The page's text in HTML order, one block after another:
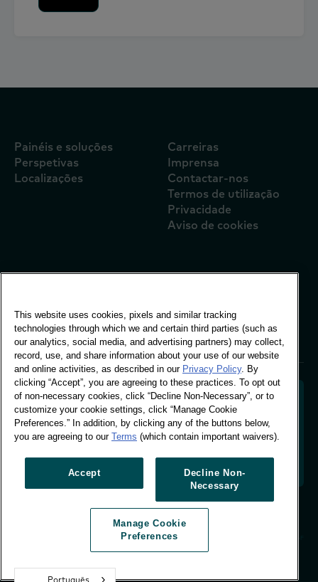
Painéis e soluções
Perspetivas
Localizações
Carreiras
Imprensa
Contactar-nos
Termos de utilização
Privacidade
Aviso de cookies
Stamford St, London
London SE1 9LQ
T +44 (0)207 076 9000
Descodificar o comportamento dos compradores
para moldar o futuro da sua marca. Transformar
para impulsionar o crescimento com base em dados.
Gerir preferências de cookies
© Worldpanel 2026
Português
This website uses cookies, pixels and similar tracking
technologies through which we and certain third parties (such as
our analytics, social media, and advertising partners) may collect,
record, use, and share information about your use of our website
and online activities, as described in our Privacy Policy. By
clicking “Accept”, you are agreeing to these practices. To opt out
of non-necessary cookies, click “Decline Non-Necessary”, or to
customize your cookie settings, click “Manage Cookie
Preferences.” In addition, by clicking any of the buttons below,
you are agreeing to our Terms (which contain important waivers).
Accept
Decline Non-
Necessary
Manage Cookie
Preferences